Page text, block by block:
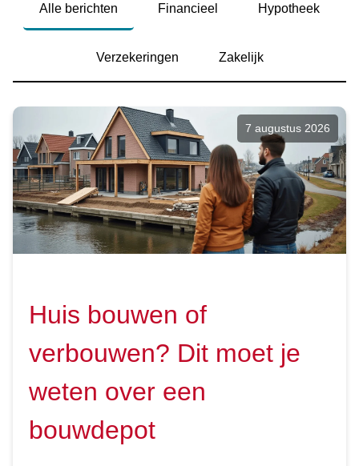
Alle berichten Financieel Hypotheek
Verzekeringen Zakelijk
7 augustus 2026
Huis bouwen of
verbouwen? Dit moet je
weten over een
bouwdepot